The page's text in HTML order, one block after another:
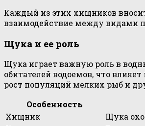
Каждый из этих хищников
взаимодействие между видами
Щука и ее роль
Щука играет важную роль в
обитателей водоемов, что
рост популяций мелких рыб и
Особенность
Хищник
Щука